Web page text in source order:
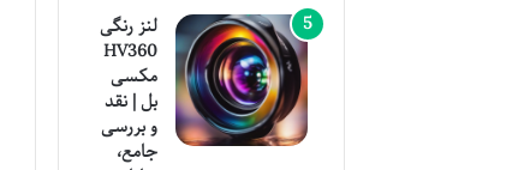
لنز رنگی
HV360
مکسی
بل | نقد
و بررسی
جامع،